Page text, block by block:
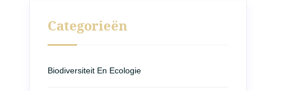
Categorieën
Biodiversiteit En Ecologie